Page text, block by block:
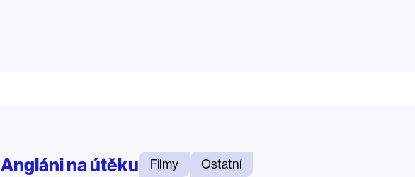
Angláni na útěku Filmy Ostatní